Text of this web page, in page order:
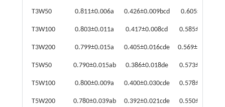
T3W50 0.811±0.006a 0.426±0.009bcd 0.605±0.027a
T3W100 0.803±0.011a 0.417±0.008cd 0.585±0.014ab
T3W200 0.799±0.015a 0.405±0.016cde 0.569±0.040abc
T5W50 0.790±0.015ab 0.386±0.018de 0.573±0.015ab
T5W100 0.800±0.009a 0.400±0.030cde 0.578±0.032ab
T5W200 0.780±0.039ab 0.392±0.021cde 0.550±0.018bc